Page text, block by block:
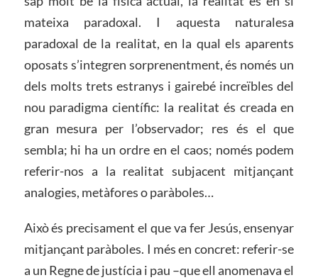
mateixa paradoxal. I aquesta naturalesa
paradoxal de la realitat, en la qual els aparents
oposats s’integren sorprenentment, és només un
dels molts trets estranys i gairebé increïbles del
nou paradigma científic: la realitat és creada en
gran mesura per l’observador; res és el que
sembla; hi ha un ordre en el caos; només podem
referir-nos a la realitat subjacent mitjançant
analogies, metàfores o paràboles…
Això és precisament el que va fer Jesús, ensenyar
mitjançant paràboles. I més en concret: referir-se
a un Regne de justícia i pau –que ell anomenava el